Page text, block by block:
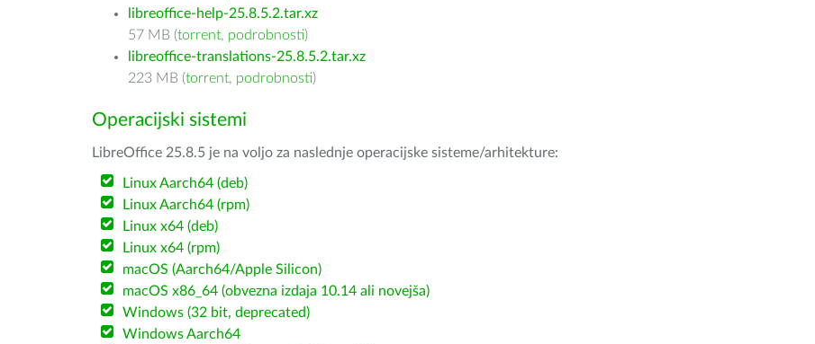
libreoffice-help-25.8.5.2.tar.xz
57 MB (torrent, podrobnosti)
libreoffice-translations-25.8.5.2.tar.xz
223 MB (torrent, podrobnosti)
Operacijski sistemi
LibreOffice 25.8.5 je na voljo za naslednje operacijske sisteme/arhitekture:
Linux Aarch64 (deb)
Linux Aarch64 (rpm)
Linux x64 (deb)
Linux x64 (rpm)
macOS (Aarch64/Apple Silicon)
macOS x86_64 (obvezna izdaja 10.14 ali novejša)
Windows (32 bit, deprecated)
Windows Aarch64